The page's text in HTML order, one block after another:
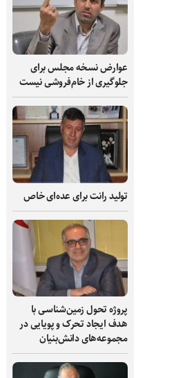
عوارض نسخه مجلس برای
جلوگیری از خام‌فروشی نیست
تولید رانت برای عده‌ای خاص
پروژه تحول زمین‌شناسی با
هدف ایجاد تحرک و پویایی در
مجموعه‌های دانش‌بنیان